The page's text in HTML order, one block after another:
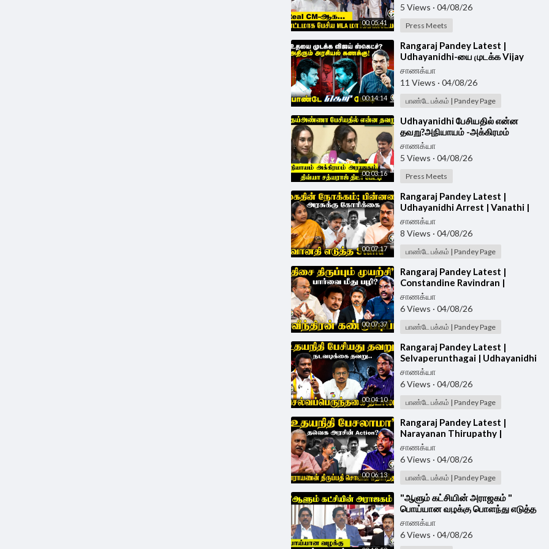
00:05:41
5 Views · 04/08/26
Press Meets
00:14:14
⁣Rangaraj Pandey Latest |
Udhayanidhi-யை முடக்க Vijay
Sketch? | Vijay | Trisha | DMK |
TVK | TN Govt
சாணக்யா
11 Views · 04/08/26
பாண்டே பக்கம் | Pandey Page
00:03:16
⁣Udhayanidhi பேசியதில் என்ன
தவறு?அநியாயம் -அக்கிரமம்
-அராஜகம் | Divya Sathyaraj Press
Meet | DMK
சாணக்யா
5 Views · 04/08/26
Press Meets
00:07:17
⁣Rangaraj Pandey Latest |
Udhayanidhi Arrest | Vanathi |
Vijay | Trisha | TVK | DMK
சாணக்யா
8 Views · 04/08/26
பாண்டே பக்கம் | Pandey Page
00:07:37
⁣Rangaraj Pandey Latest |
Constandine Ravindran |
Udhayanidhi Arrest | Vijay |
Trisha | DMK | TVK
சாணக்யா
6 Views · 04/08/26
பாண்டே பக்கம் | Pandey Page
00:04:10
⁣Rangaraj Pandey Latest |
Selvaperunthagai | Udhayanidhi
Arrest | Vijay | Trisha | DMK |
TVK | Stalin
சாணக்யா
6 Views · 04/08/26
பாண்டே பக்கம் | Pandey Page
00:06:13
⁣Rangaraj Pandey Latest |
Narayanan Thirupathy |
Udhayanidhi Arrest | Vijay |
Trisha | DMK | TVK
சாணக்யா
6 Views · 04/08/26
பாண்டே பக்கம் | Pandey Page
⁣"ஆளும் கட்சியின் அராஜகம் "
பொய்யான வழக்கு பொளந்து எடுத்த
MP Wilson| Press Meet |
Udhayanidhi Arrest
சாணக்யா
6 Views · 04/08/26